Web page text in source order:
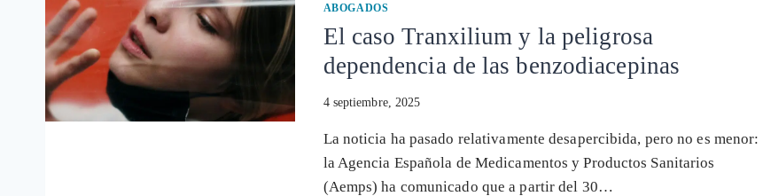
ABOGADOS
El caso Tranxilium y la peligrosa
dependencia de las benzodiacepinas
4 septiembre, 2025
La noticia ha pasado relativamente desapercibida, pero no es menor:
la Agencia Española de Medicamentos y Productos Sanitarios
(Aemps) ha comunicado que a partir del 30…